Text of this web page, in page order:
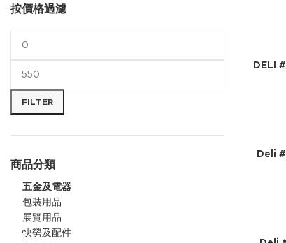
按價格過濾
FILTER
商品分類
五金及電器
包裝用品
展覽用品
快勞及配件
DELI
Deli